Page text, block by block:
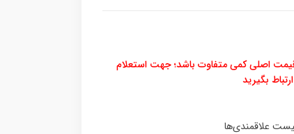
اصلی کمی متفاوت باشد؛ جهت استعلام
بگیرید